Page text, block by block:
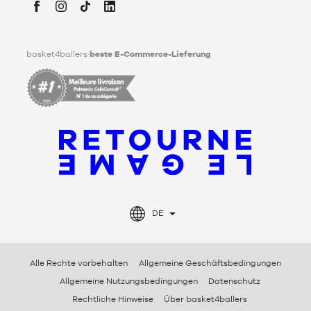
bitte hier
DE
basket4ballers beste E-Commerce-Lieferung
Alle Rechte vorbehalten
Allgemeine Geschäftsbedingungen
Allgemeine Nutzungsbedingungen
Datenschutz
Rechtliche Hinweise
Über basket4ballers